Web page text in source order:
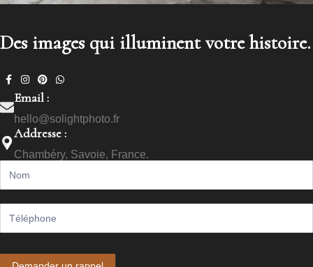
Des images qui illuminent votre histoire.
Email :
hello@solightphoto.fr
Addresse :
Chambéry, Savoie, France.
Call
me
back